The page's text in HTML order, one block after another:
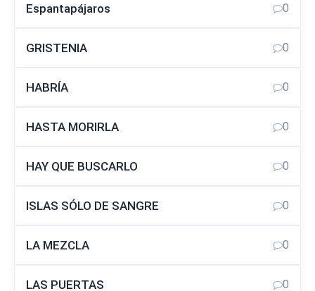
Espantapájaros 0
GRISTENIA 0
HABRÍA 0
HASTA MORIRLA 0
HAY QUE BUSCARLO 0
ISLAS SÓLO DE SANGRE 0
LA MEZCLA 0
LAS PUERTAS 0